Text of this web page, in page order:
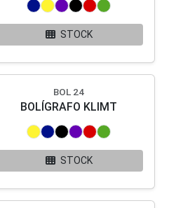
STOCK
BOL 24
BOLÍGRAFO KLIMT
STOCK